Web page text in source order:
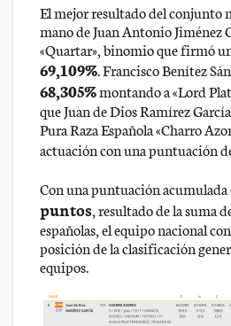
El mejor resultado del conjunto
mano de Juan Antonio Jiménez
«Quartar», binomio que firmó
69,109%. Francisco Benítez
68,305%montando a «Lord
que Juan de Dios Ramírez
Pura Raza Española «Charro
actuación con una puntuación
Con una puntuación acumulada
puntos, resultado de la suma
españolas, el equipo nacional
posición de la clasificación
equipos.